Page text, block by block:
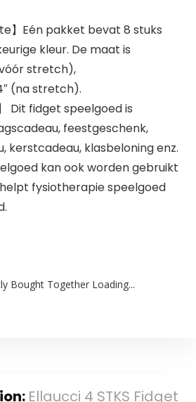
】Eén pakket bevat 8 stuks
kleur. De maat is
stretch),
(na stretch).
Dit fidget speelgoed is
feestgeschenk,
kerstcadeau, klasbeloning enz.
kan ook worden gebruikt
fysiotherapie speelgoed
Bought Together Loading...
Ellaucci 4 STKS Fidget